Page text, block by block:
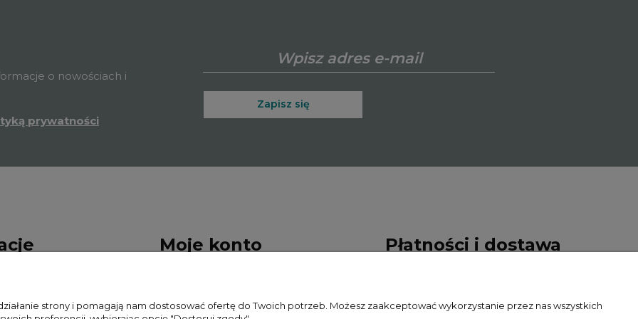
o nowościach i
prywatności
Zapisz się
Moje konto
Zwroty i reklamacje
Płatności i dostawa
Czas i koszty dostawy
strony i pomagają nam dostosować ofertę do Twoich potrzeb. Możesz zaakceptować wykorzystanie przez nas wszystkich